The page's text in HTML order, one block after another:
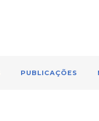
PUBLICAÇÕES